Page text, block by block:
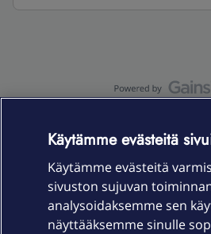
Laitteet & liittymät
Käytämme evästeitä
Käytämme evästeitä
sivuston sujuvan
analysoidaksemme sen
näyttääksemme sinulle